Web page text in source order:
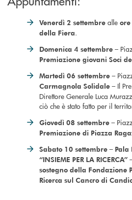
Venerdì 2 settembre alle
della Fiera.
Domenica 4 settembre –
Premiazione giovani Soci
Martedì 06 settembre –
Carmagnola Solidale – Il
Direttore Generale Luca
ciò che è stato fatto per il
Giovedì 08 settembre –
Premiazione di Piazza
Sabato 10 settembre – Pala
“INSIEME PER LA RICERCA”
sostegno della Fondazione
Ricerca sul Cancro di